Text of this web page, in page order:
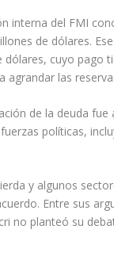
interna del FMI
de dólares.
dólares, cuyo pago
agrandar las
de la deuda
políticas,
y algunos
Entre sus
no planteó su